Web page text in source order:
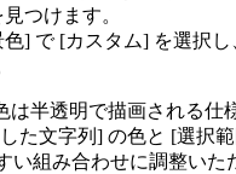
つけます。
色] で [カスタム] を選択
は半透明で描画される仕
た文字列] の色と [選択
い組み合わせに調整いた